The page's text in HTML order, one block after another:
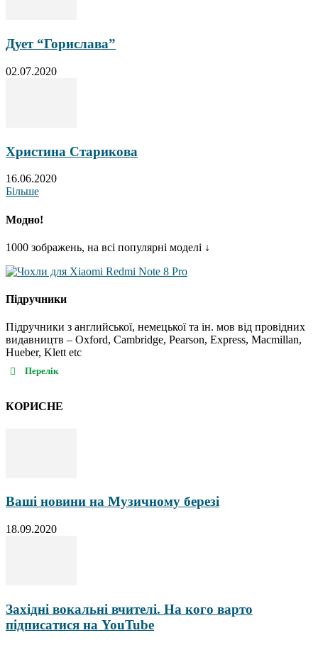
Дует “Горислава”
02.07.2020
Христина Старикова
16.06.2020
Більше
Модно!
1000 зображень, на всі популярні моделі ↓
Підручники
Підручники з английської, немецької та ін. мов від провідних
видавництв – Oxford, Cambridge, Pearson, Express, Macmillan,
Hueber, Klett etc
Перелік
КОРИСНЕ
Ваші новини на Музичному березі
18.09.2020
Західні вокальні вчителі. На кого варто
підписатися на YouTubе